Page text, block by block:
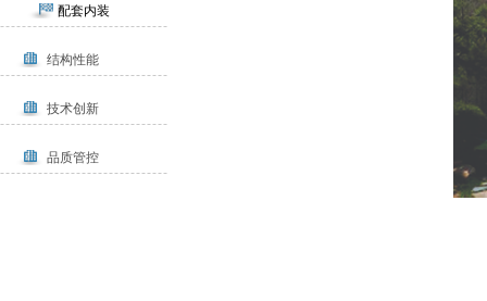
配套内装
结构性能
技术创新
品质管控